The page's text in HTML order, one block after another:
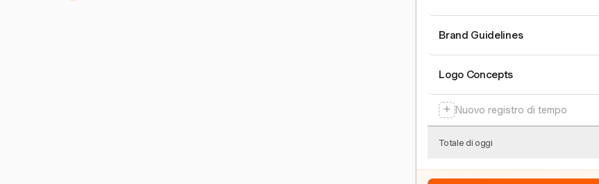
Brand Guidelines
Logo Concepts
+ Nuovo registro di tempo
Totale di oggi